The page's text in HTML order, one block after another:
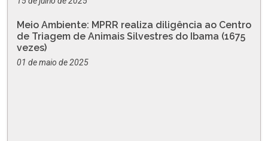
Meio Ambiente: MPRR realiza diligência ao Centro
de Triagem de Animais Silvestres do Ibama (1675
vezes)
01 de maio de 2025